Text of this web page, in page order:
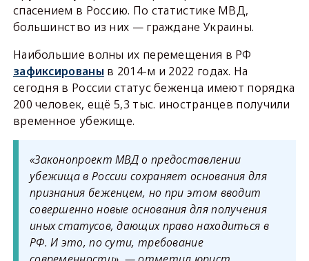
спасением в Россию. По статистике МВД,
большинство из них — граждане Украины.
Наибольшие волны их перемещения в РФ
зафиксированы в 2014-м и 2022 годах. На
сегодня в России статус беженца имеют порядка
200 человек, ещё 5,3 тыс. иностранцев получили
временное убежище.
«Законопроект МВД о предоставлении
убежища в России сохраняет основания для
признания беженцем, но при этом вводит
совершенно новые основания для получения
иных статусов, дающих право находиться в
РФ. И это, по сути, требование